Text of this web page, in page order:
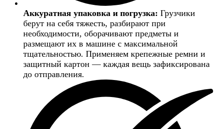
Аккуратная упаковка и погрузка: Грузчики
берут на себя тяжесть, разбирают при
необходимости, оборачивают предметы и
размещают их в машине с максимальной
тщательностью. Применяем крепежные ремни и
защитный картон — каждая вещь зафиксирована
до отправления.